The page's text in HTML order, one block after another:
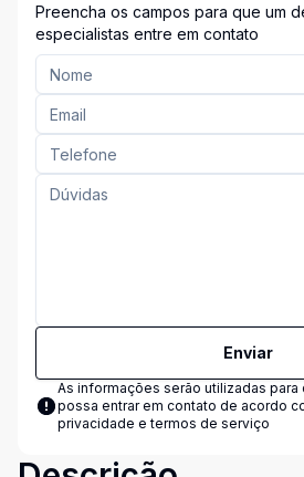
Preencha os campos para que um
especialistas entre em contato
Enviar
As informações serão utilizadas para
possa entrar em contato de acordo
privacidade e termos de serviço